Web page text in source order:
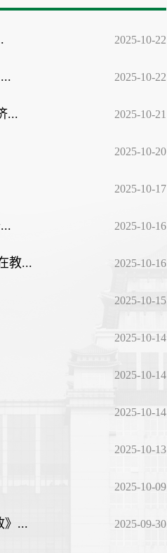
2025-10-22
2025-10-22
... 2025-10-21
2025-10-20
2025-10-17
2025-10-16
教... 2025-10-16
2025-10-15
2025-10-14
2025-10-14
2025-10-14
2025-10-13
2025-10-09
》... 2025-09-30